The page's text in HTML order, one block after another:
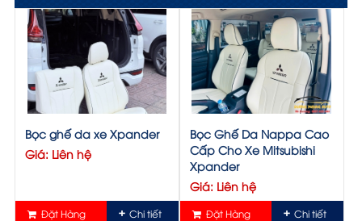
Bọc ghế da xe Xpander
Giá: Liên hệ
Đặt Hàng Chi tiết
Bọc Ghế Da Nappa Cao
Cấp Cho Xe Mitsubishi
Xpander
Giá: Liên hệ
Đặt Hàng Chi tiết